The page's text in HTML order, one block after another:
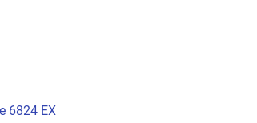
6824 EX